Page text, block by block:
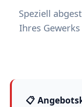
Speziell
Ihres
📋